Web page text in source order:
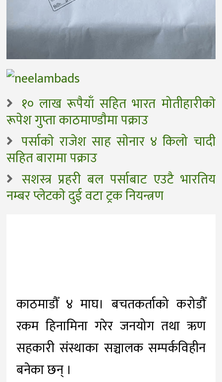
१० लाख रूपैयाँ सहित भारत मोतीहारीकाे
रूपेश गुप्ता काठमाण्डाैमा पक्राउ
पर्साकाे राजेश साह साेनार ४ किलो चादी
सहित बारामा पक्राउ
सशस्त्र प्रहरी बल पर्साबाट एउटै भारतिय
नम्बर प्लेटकाे दुई वटा ट्रक नियन्त्रण
काठमाडौँ ४ माघ। बचतकर्ताको करोडौँ
रकम हिनामिना गरेर जनयोग तथा ऋण
सहकारी संस्थाका सञ्चालक सम्पर्कविहीन
बनेका छन् ।